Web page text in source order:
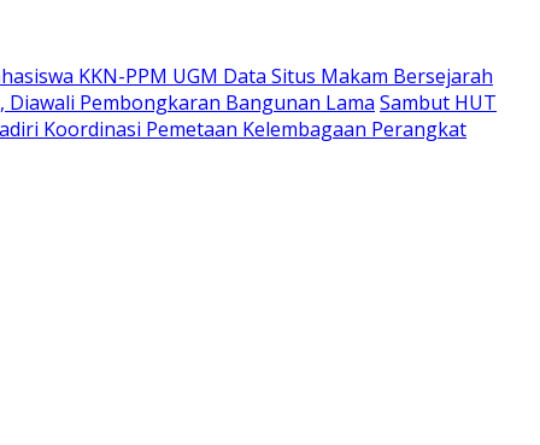
KKN-PPM UGM Data Situs Makam Bersejarah
Diawali Pembongkaran Bangunan Lama Sambut HUT
Koordinasi Pemetaan Kelembagaan Perangkat